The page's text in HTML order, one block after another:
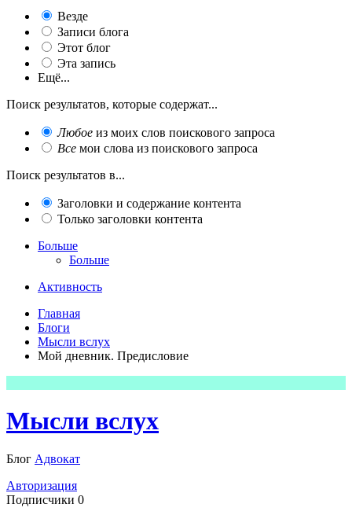
Везде
Записи блога
Этот блог
Эта запись
Ещё...
Поиск результатов, которые содержат...
Любое из моих слов поискового запроса
Все мои слова из поискового запроса
Поиск результатов в...
Заголовки и содержание контента
Только заголовки контента
Больше
Больше
Активность
Главная
Блоги
Мысли вслух
Мой дневник. Предисловие
Мысли вслух
Блог Адвокат
Авторизация
Подписчики 0